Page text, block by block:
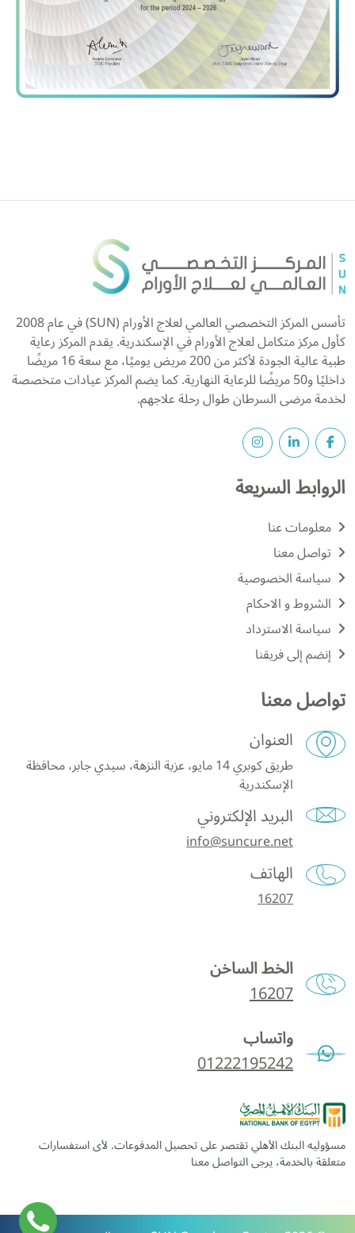
تأسس المركز التخصصي العالمي لعلاج الأورام (SUN) في عام 2008
كأول مركز متكامل لعلاج الأورام في الإسكندرية. يقدم المركز رعاية
طبية عالية الجودة لأكثر من 200 مريض يوميًا، مع سعة 16 مريضًا
داخليًا و50 مريضًا للرعاية النهارية. كما يضم المركز عيادات متخصصة
لخدمة مرضى السرطان طوال رحلة علاجهم.
الروابط السريعة
معلومات عنا
تواصل معنا
سياسة الخصوصية
الشروط و الاحكام
سياسة الاسترداد
إنضم إلى فريقنا
تواصل معنا
العنوان
طريق كوبري 14 مايو، عزبة النزهة، سيدي جابر، محافظة
الإسكندرية
البريد الإلكتروني
info@suncure.net
الهاتف
16207
الخط الساخن
16207
واتساب
01222195242
مسؤوليه البنك الأهلي تقتصر على تحصيل المدفوعات. لأى استفسارات
متعلقة بالخدمة، يرجى التواصل معنا